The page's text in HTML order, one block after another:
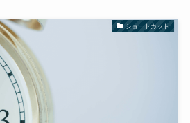
ショートカット